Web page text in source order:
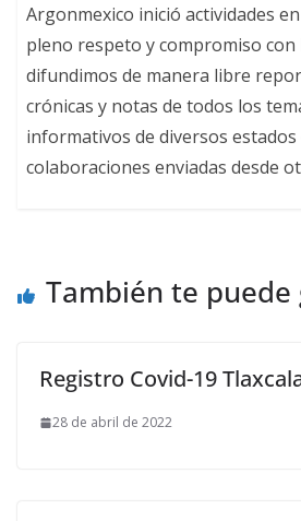
Argonmexico inició actividades
pleno respeto y compromiso
difundimos de manera libre
crónicas y notas de todos los
informativos de diversos estados
colaboraciones enviadas desde
También te puede
Registro Covid-19
28 de abril de 2022